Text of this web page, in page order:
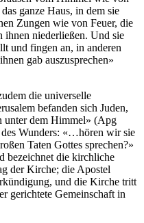
ganze Haus, in dem sie
Zungen wie von Feuer, die
ihnen niederließen. Und sie
und fingen an, in anderen
gab auszusprechen»
die universelle
befanden sich Juden,
unter dem Himmel» (Apg
des Wunders: «…hören wir sie
Taten Gottes sprechen?»
bezeichnet die kirchliche
der Kirche; die Apostel
und die Kirche tritt
gerichtete Gemeinschaft in